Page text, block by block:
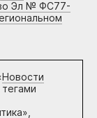
Эл № ФС77-
Новости
тегами